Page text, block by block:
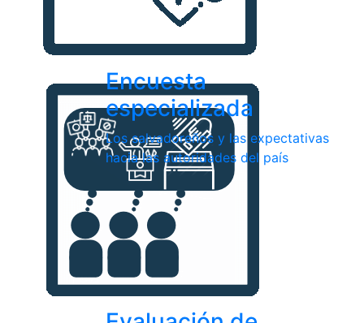
Encuesta
especializada
Los salvadoreños y las expectativas
hacia las autoridades del país